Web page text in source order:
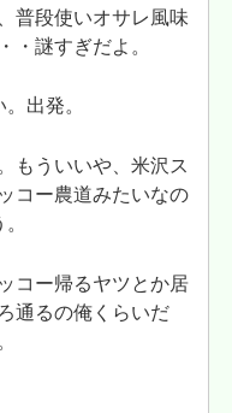
普段使いオサレ風味
・謎すぎだよ。
出発。
もういいや、米沢ス
コー農道みたいなの
コー帰るヤツとか居
通るの俺くらいだ